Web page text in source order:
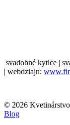
svadobné kytice |
| webdziajn:
© 2026
Blog